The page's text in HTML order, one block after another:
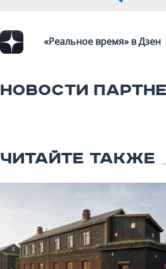
«Реальное время» в Дзен
НОВОСТИ
ЧИТАЙТЕ ТАКЖЕ